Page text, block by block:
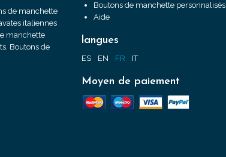
de manchette
italiennes
manchette
Boutons de
Boutons de manchette personnalisés
Aide
langues
ES EN FR IT
Moyen de paiement